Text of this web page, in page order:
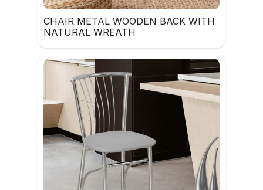
CHAIR METAL WOODEN BACK WITH
NATURAL WREATH